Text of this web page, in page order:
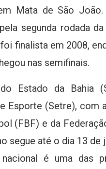
Mata de São
segunda rodada
finalista em 2008,
nas semifinais.
Estado da Bahia
Esporte (Setre), com
(FBF) e da
segue até o dia 13 de
é uma das